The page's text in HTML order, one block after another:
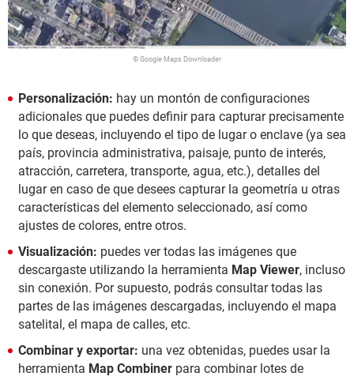
© Google Maps Downloader
Personalización: hay un montón de configuraciones
adicionales que puedes definir para capturar precisamente
lo que deseas, incluyendo el tipo de lugar o enclave (ya sea
país, provincia administrativa, paisaje, punto de interés,
atracción, carretera, transporte, agua, etc.), detalles del
lugar en caso de que desees capturar la geometría u otras
características del elemento seleccionado, así como
ajustes de colores, entre otros.
Visualización: puedes ver todas las imágenes que
descargaste utilizando la herramienta Map Viewer, incluso
sin conexión. Por supuesto, podrás consultar todas las
partes de las imágenes descargadas, incluyendo el mapa
satelital, el mapa de calles, etc.
Combinar y exportar: una vez obtenidas, puedes usar la
herramienta Map Combiner para combinar lotes de